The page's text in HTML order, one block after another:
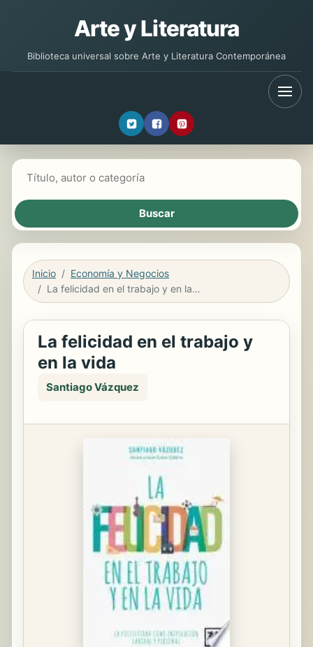
Arte y Literatura
Biblioteca universal sobre Arte y Literatura Contemporánea
Inicio
Economía y Negocios
La felicidad en el trabajo y en la vida
La felicidad en el trabajo y
en la vida
Santiago Vázquez